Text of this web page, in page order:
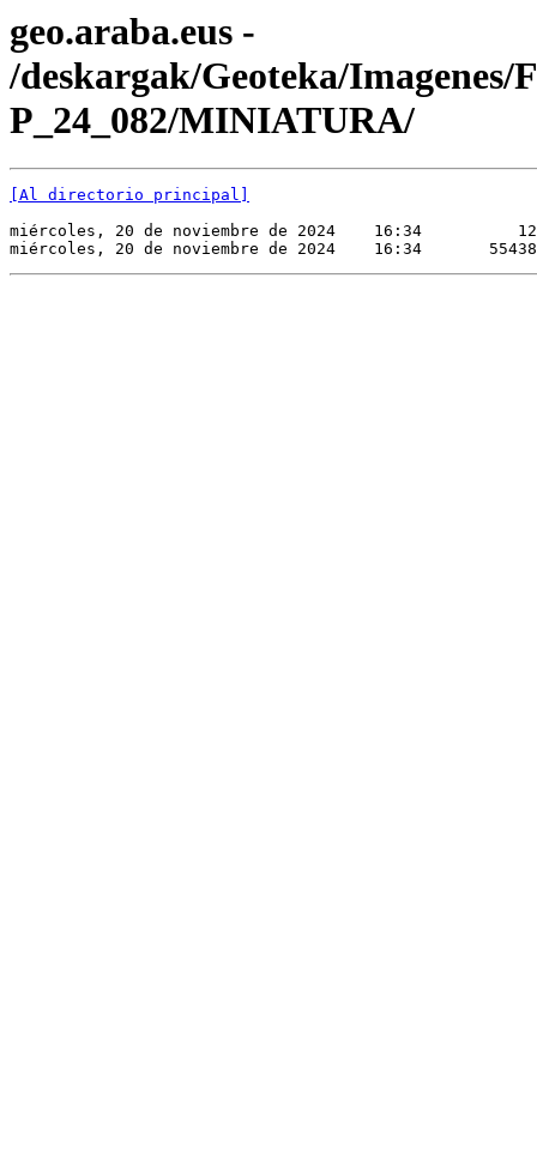
geo.araba.eus -
/deskargak/Geoteka/Imagenes/
P_24_082/MINIATURA/
[Al directorio principal]
miércoles, 20 de noviembre de 2024    16:34
miércoles, 20 de noviembre de 2024    16:34